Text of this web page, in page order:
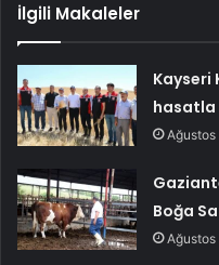
İlgili Makaleler
Kayseri
hasatla
Boğa
Ağustos